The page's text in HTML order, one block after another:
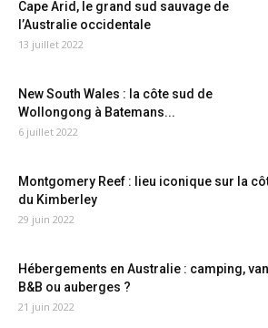
Cape Arid, le grand sud sauvage de
l’Australie occidentale
13 juillet 2022
New South Wales : la côte sud de
Wollongong à Batemans...
6 juillet 2022
Montgomery Reef : lieu iconique sur la
du Kimberley
29 juin 2022
Hébergements en Australie : camping,
B&B ou auberges ?
21 juin 2022